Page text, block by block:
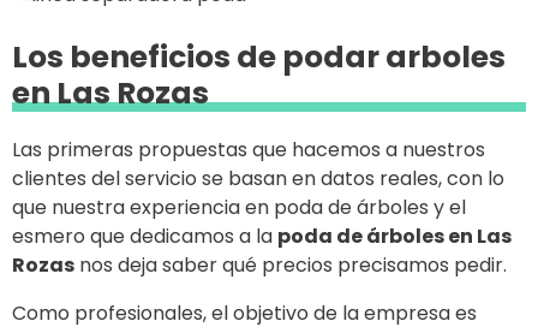
Los beneficios de podar arboles
en Las Rozas
Las primeras propuestas que hacemos a nuestros
clientes del servicio se basan en datos reales, con lo
que nuestra experiencia en poda de árboles y el
esmero que dedicamos a la poda de árboles en Las
Rozas nos deja saber qué precios precisamos pedir.
Como profesionales, el objetivo de la empresa es